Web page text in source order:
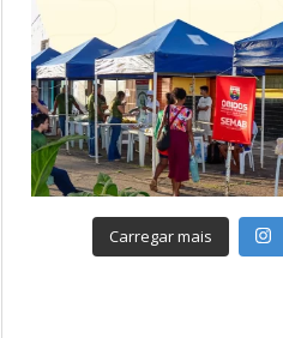
Carregar mais